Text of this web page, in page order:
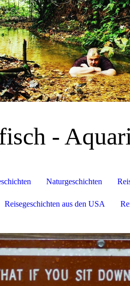
-
Naturgeschichten
Reisegeschichten aus den USA